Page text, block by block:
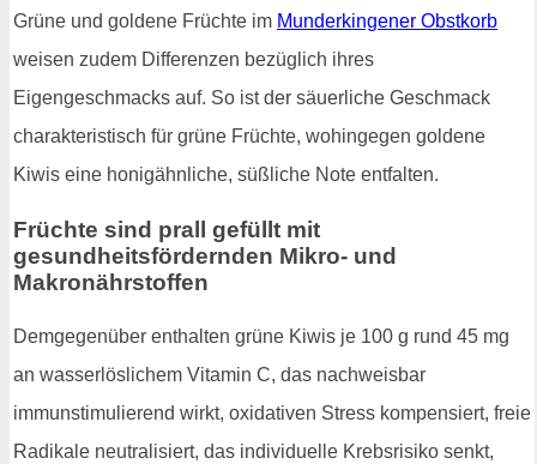
Grüne und goldene Früchte im Munderkingener Obstkorb
weisen zudem Differenzen bezüglich ihres
Eigengeschmacks auf. So ist der säuerliche Geschmack
charakteristisch für grüne Früchte, wohingegen goldene
Kiwis eine honigähnliche, süßliche Note entfalten.
Früchte sind prall gefüllt mit
gesundheitsfördernden Mikro- und
Makronährstoffen
Demgegenüber enthalten grüne Kiwis je 100 g rund 45 mg
an wasserlöslichem Vitamin C, das nachweisbar
immunstimulierend wirkt, oxidativen Stress kompensiert, freie
Radikale neutralisiert, das individuelle Krebsrisiko senkt,